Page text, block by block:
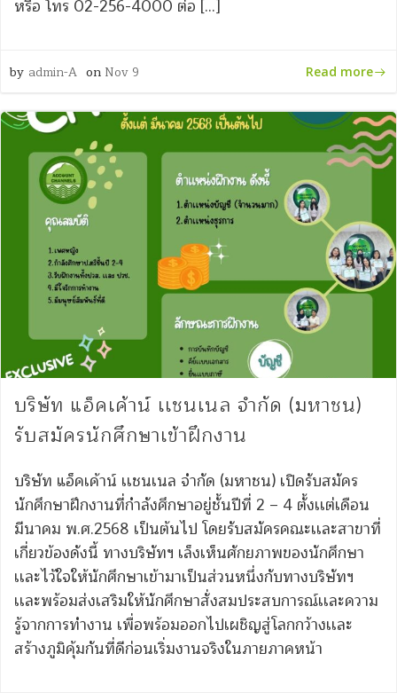
หรือ โทร 02-256-4000 ต่อ […]
by admin-A on Nov 9 Read more
บริษัท แอ็คเค้าน์ เเชนเนล จำกัด (มหาชน)
รับสมัครนักศึกษาเข้าฝึกงาน
บริษัท แอ็คเค้าน์ เเชนเนล จำกัด (มหาชน) เปิดรับสมัคร
นักศึกษาฝึกงานที่กำลังศึกษาอยู่ชั้นปีที่ 2 – 4 ตั้งเเต่เดือน
มีนาคม พ.ศ.2568 เป็นต้นไป โดยรับสมัครคณะเเละสาขาที่
เกี่ยวข้องดังนี้ ทางบริษัทฯ เล็งเห็นศักยภาพของนักศึกษา
เเละไว้ใจให้นักศึกษาเข้ามาเป็นส่วนหนึ่งกับทางบริษัทฯ
เเละพร้อมส่งเสริมให้นักศึกษาสั่งสมประสบการณ์เเละความ
รู้จากการทำงาน เพื่อพร้อมออกไปเผชิญสู่โลกกว้างเเละ
สร้างภูมิคุ้มกันที่ดีก่อนเริ่มงานจริงในภายภาคหน้า